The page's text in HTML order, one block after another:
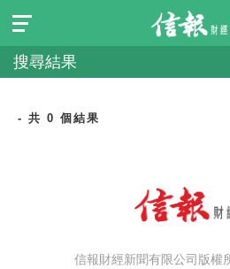
搜尋結果
- 共 0 個結果
信報財經新聞有限公司版權